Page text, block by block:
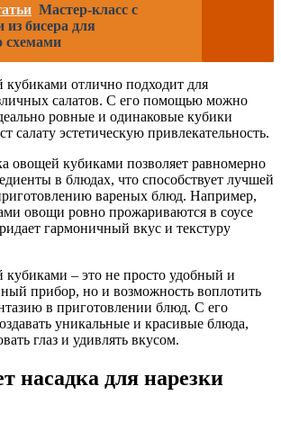
Мастер-класс с
бисера для
схемами
кубиками отлично подходит для
салатов. С его помощью можно
ровные и одинаковые кубики
салату эстетическую привлекательность.
овощей кубиками позволяет равномерно
в блюдах, что способствует лучшей
вареных блюд. Например,
овощи ровно прожариваются в соусе
гармоничный вкус и текстуру
кубиками – это не просто удобный и
прибор, но и возможность воплотить
в приготовлении блюд. С его
уникальные и красивые блюда,
глаз и удивлять вкусом.
насадка для нарезки